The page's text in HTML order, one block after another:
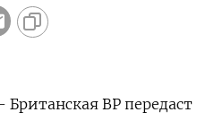
BP ‌передаст